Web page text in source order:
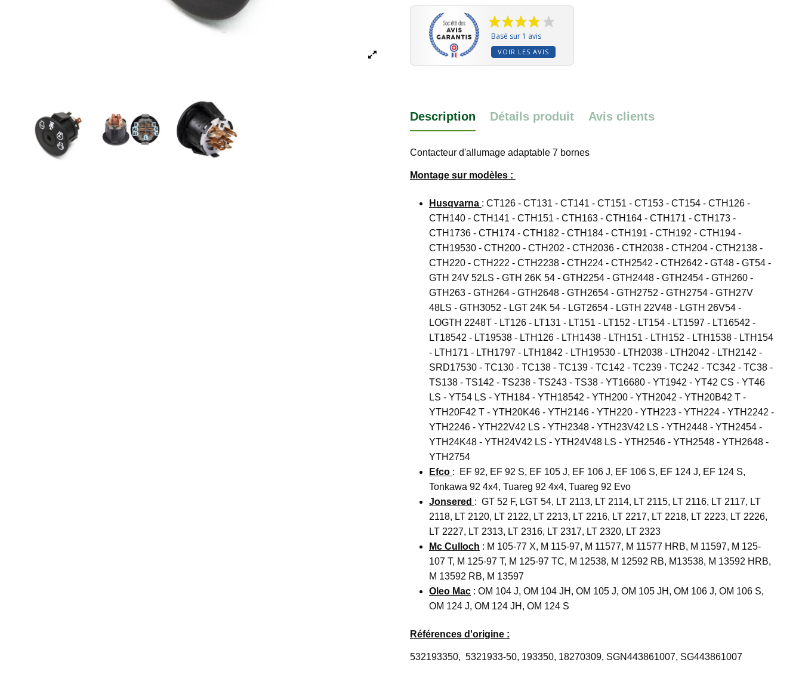
Basé sur 1 avis
VOIR LES AVIS
Description Détails produit Avis clients
Contacteur d'allumage adaptable 7 bornes
Montage sur modèles :
Husqvarna : CT126 - CT131 - CT141 - CT151 - CT153 - CT154 - CTH126 -
CTH140 - CTH141 - CTH151 - CTH163 - CTH164 - CTH171 - CTH173 -
CTH1736 - CTH174 - CTH182 - CTH184 - CTH191 - CTH192 - CTH194 -
CTH19530 - CTH200 - CTH202 - CTH2036 - CTH2038 - CTH204 - CTH2138 -
CTH220 - CTH222 - CTH2238 - CTH224 - CTH2542 - CTH2642 - GT48 - GT54 -
GTH 24V 52LS - GTH 26K 54 - GTH2254 - GTH2448 - GTH2454 - GTH260 -
GTH263 - GTH264 - GTH2648 - GTH2654 - GTH2752 - GTH2754 - GTH27V
48LS - GTH3052 - LGT 24K 54 - LGT2654 - LGTH 22V48 - LGTH 26V54 -
LOGTH 2248T - LT126 - LT131 - LT151 - LT152 - LT154 - LT1597 - LT16542 -
LT18542 - LT19538 - LTH126 - LTH1438 - LTH151 - LTH152 - LTH1538 - LTH154
- LTH171 - LTH1797 - LTH1842 - LTH19530 - LTH2038 - LTH2042 - LTH2142 -
SRD17530 - TC130 - TC138 - TC139 - TC142 - TC239 - TC242 - TC342 - TC38 -
TS138 - TS142 - TS238 - TS243 - TS38 - YT16680 - YT1942 - YT42 CS - YT46
LS - YT54 LS - YTH184 - YTH18542 - YTH200 - YTH2042 - YTH20B42 T -
YTH20F42 T - YTH20K46 - YTH2146 - YTH220 - YTH223 - YTH224 - YTH2242 -
YTH2246 - YTH22V42 LS - YTH2348 - YTH23V42 LS - YTH2448 - YTH2454 -
YTH24K48 - YTH24V42 LS - YTH24V48 LS - YTH2546 - YTH2548 - YTH2648 -
YTH2754
Efco : EF 92, EF 92 S, EF 105 J, EF 106 J, EF 106 S, EF 124 J, EF 124 S,
Tonkawa 92 4x4, Tuareg 92 4x4, Tuareg 92 Evo
Jonsered : GT 52 F, LGT 54, LT 2113, LT 2114, LT 2115, LT 2116, LT 2117, LT
2118, LT 2120, LT 2122, LT 2213, LT 2216, LT 2217, LT 2218, LT 2223, LT 2226,
LT 2227, LT 2313, LT 2316, LT 2317, LT 2320, LT 2323
Mc Culloch : M 105-77 X, M 115-97, M 11577, M 11577 HRB, M 11597, M 125-
107 T, M 125-97 T, M 125-97 TC, M 12538, M 12592 RB, M13538, M 13592 HRB,
M 13592 RB, M 13597
Oleo Mac : OM 104 J, OM 104 JH, OM 105 J, OM 105 JH, OM 106 J, OM 106 S,
OM 124 J, OM 124 JH, OM 124 S
Références d'origine :
532193350, 5321933-50, 193350, 18270309, SGN443861007, SG443861007